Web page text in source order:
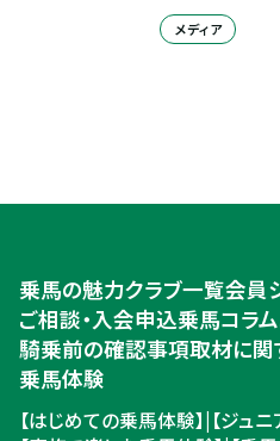
メディア
入会のご相談・申込
ご相談・入会申込
乗馬の魅力クラブ一覧会員
ご相談・入会申込乗馬コラム
騎乗前の確認事項取材に関
乗馬体験
【はじめての乗馬体験】| 【ジュ